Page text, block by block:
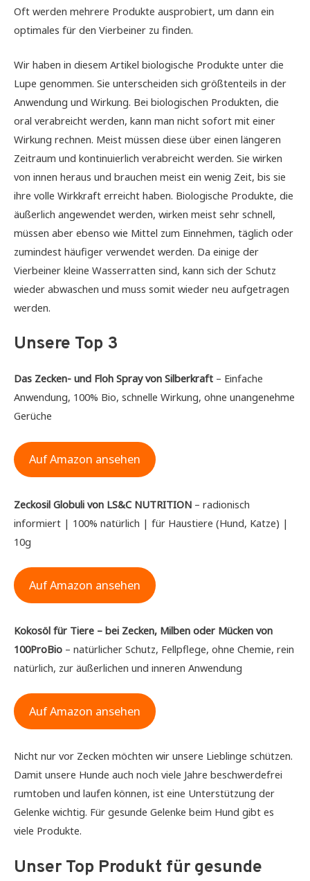
Oft werden mehrere Produkte ausprobiert, um dann ein
optimales für den Vierbeiner zu finden.
Wir haben in diesem Artikel biologische Produkte unter die
Lupe genommen. Sie unterscheiden sich größtenteils in der
Anwendung und Wirkung. Bei biologischen Produkten, die
oral verabreicht werden, kann man nicht sofort mit einer
Wirkung rechnen. Meist müssen diese über einen längeren
Zeitraum und kontinuierlich verabreicht werden. Sie wirken
von innen heraus und brauchen meist ein wenig Zeit, bis sie
ihre volle Wirkkraft erreicht haben. Biologische Produkte, die
äußerlich angewendet werden, wirken meist sehr schnell,
müssen aber ebenso wie Mittel zum Einnehmen, täglich oder
zumindest häufiger verwendet werden. Da einige der
Vierbeiner kleine Wasserratten sind, kann sich der Schutz
wieder abwaschen und muss somit wieder neu aufgetragen
werden.
Unsere Top 3
Das Zecken- und Floh Spray von Silberkraft – Einfache
Anwendung, 100% Bio, schnelle Wirkung, ohne unangenehme
Gerüche
Auf Amazon ansehen
Zeckosil Globuli von LS&C NUTRITION – radionisch
informiert | 100% natürlich | für Haustiere (Hund, Katze) |
10g
Auf Amazon ansehen
Kokosöl für Tiere – bei Zecken, Milben oder Mücken von
100ProBio – natürlicher Schutz, Fellpflege, ohne Chemie, rein
natürlich, zur äußerlichen und inneren Anwendung
Auf Amazon ansehen
Nicht nur vor Zecken möchten wir unsere Lieblinge schützen.
Damit unsere Hunde auch noch viele Jahre beschwerdefrei
rumtoben und laufen können, ist eine Unterstützung der
Gelenke wichtig. Für gesunde Gelenke beim Hund gibt es
viele Produkte.
Unser Top Produkt für gesunde